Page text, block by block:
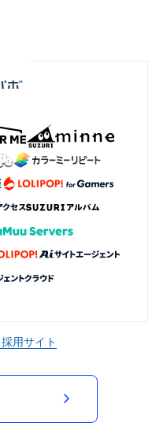
採用サイト